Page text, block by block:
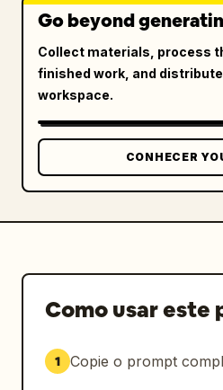
Go beyond
Collect materials, process
finished work, and
workspace.
CONHECER
Como usar este
1 Copie o prompt